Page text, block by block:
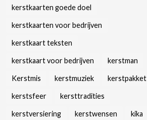
kerstkaarten goede doel
kerstkaarten voor bedrijven
kerstkaart teksten
kerstkaart voor bedrijven kerstman
Kerstmis kerstmuziek kerstpakket
kerstsfeer kersttradities
kerstversiering kerstwensen kika